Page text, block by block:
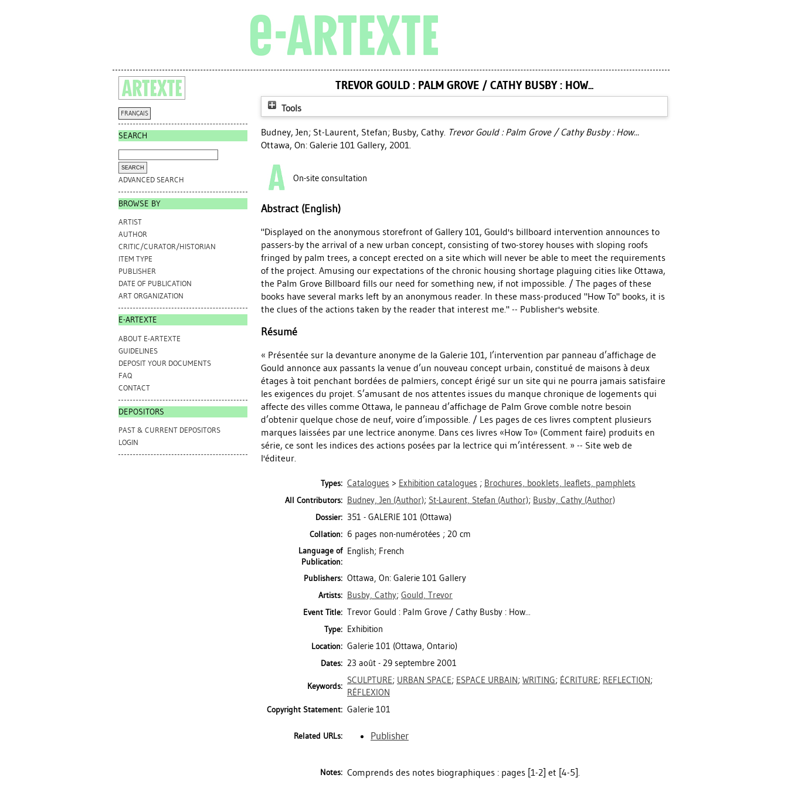
FRANÇAIS
SEARCH
ADVANCED SEARCH
BROWSE BY
ARTIST
AUTHOR
CRITIC/CURATOR/HISTORIAN
ITEM TYPE
PUBLISHER
DATE OF PUBLICATION
ART ORGANIZATION
E-ARTEXTE
ABOUT E-ARTEXTE
GUIDELINES
DEPOSIT YOUR DOCUMENTS
FAQ
CONTACT
DEPOSITORS
PAST & CURRENT DEPOSITORS
LOGIN
TREVOR GOULD : PALM GROVE / CATHY BUSBY : HOW...
Tools
Budney, Jen; St-Laurent, Stefan; Busby, Cathy. Trevor Gould : Palm Grove / Cathy Busby : How...
Ottawa, On: Galerie 101 Gallery, 2001.
On-site consultation
Abstract (English)
"Displayed on the anonymous storefront of Gallery 101, Gould's billboard intervention announces to
passers-by the arrival of a new urban concept, consisting of two-storey houses with sloping roofs
fringed by palm trees, a concept erected on a site which will never be able to meet the requirements
of the project. Amusing our expectations of the chronic housing shortage plaguing cities like Ottawa,
the Palm Grove Billboard fills our need for something new, if not impossible. / The pages of these
books have several marks left by an anonymous reader. In these mass-produced "How To" books, it is
the clues of the actions taken by the reader that interest me." -- Publisher's website.
Résumé
« Présentée sur la devanture anonyme de la Galerie 101, l’intervention par panneau d’affichage de
Gould annonce aux passants la venue d’un nouveau concept urbain, constitué de maisons à deux
étages à toit penchant bordées de palmiers, concept érigé sur un site qui ne pourra jamais satisfaire
les exigences du projet. S’amusant de nos attentes issues du manque chronique de logements qui
affecte des villes comme Ottawa, le panneau d’affichage de Palm Grove comble notre besoin
d’obtenir quelque chose de neuf, voire d’impossible. / Les pages de ces livres comptent plusieurs
marques laissées par une lectrice anonyme. Dans ces livres «How To» (Comment faire) produits en
série, ce sont les indices des actions posées par la lectrice qui m’intéressent. » -- Site web de
l'éditeur.
Types: Catalogues > Exhibition catalogues ; Brochures, booklets, leaflets, pamphlets
All Contributors: Budney, Jen (Author); St-Laurent, Stefan (Author); Busby, Cathy (Author)
Dossier: 351 - GALERIE 101 (Ottawa)
Collation: 6 pages non-numérotées ; 20 cm
Language of
Publication:
English; French
Publishers: Ottawa, On: Galerie 101 Gallery
Artists: Busby, Cathy; Gould, Trevor
Event Title: Trevor Gould : Palm Grove / Cathy Busby : How...
Type: Exhibition
Location: Galerie 101 (Ottawa, Ontario)
Dates: 23 août - 29 septembre 2001
Keywords:
SCULPTURE; URBAN SPACE; ESPACE URBAIN; WRITING; ÉCRITURE; REFLECTION;
RÉFLEXION
Copyright Statement: Galerie 101
Related URLs: Publisher
Notes: Comprends des notes biographiques : pages [1-2] et [4-5].